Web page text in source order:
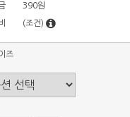
390원
(조건)
즈